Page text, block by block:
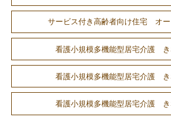
サービス付き高齢者向け住宅 オ
看護小規模多機能型居宅介護 き
看護小規模多機能型居宅介護 き
看護小規模多機能型居宅介護 き